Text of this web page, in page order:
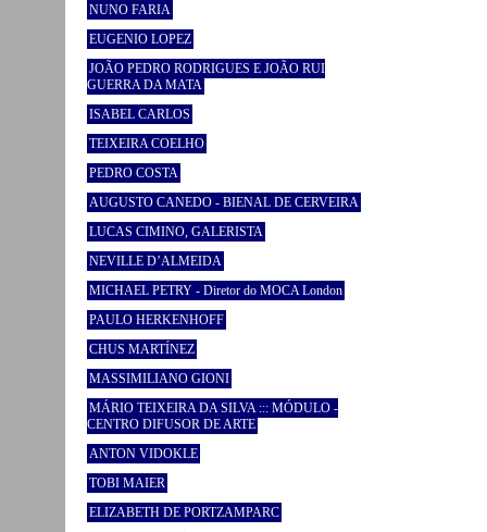
NUNO FARIA
EUGENIO LOPEZ
JOÃO PEDRO RODRIGUES E JOÃO RUI
GUERRA DA MATA
ISABEL CARLOS
TEIXEIRA COELHO
PEDRO COSTA
AUGUSTO CANEDO - BIENAL DE CERVEIRA
LUCAS CIMINO, GALERISTA
NEVILLE D’ALMEIDA
MICHAEL PETRY - Diretor do MOCA London
PAULO HERKENHOFF
CHUS MARTÍNEZ
MASSIMILIANO GIONI
MÁRIO TEIXEIRA DA SILVA ::: MÓDULO -
CENTRO DIFUSOR DE ARTE
ANTON VIDOKLE
TOBI MAIER
ELIZABETH DE PORTZAMPARC